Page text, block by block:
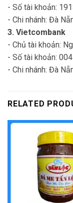
- Số tài khoản:
- Chi nhánh: Đà
3. Vietcombank
- Chủ tài khoản:
- Số tài khoản:
- Chi nhánh: Đà
RELATED